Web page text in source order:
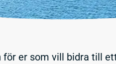
er som vill bidra till